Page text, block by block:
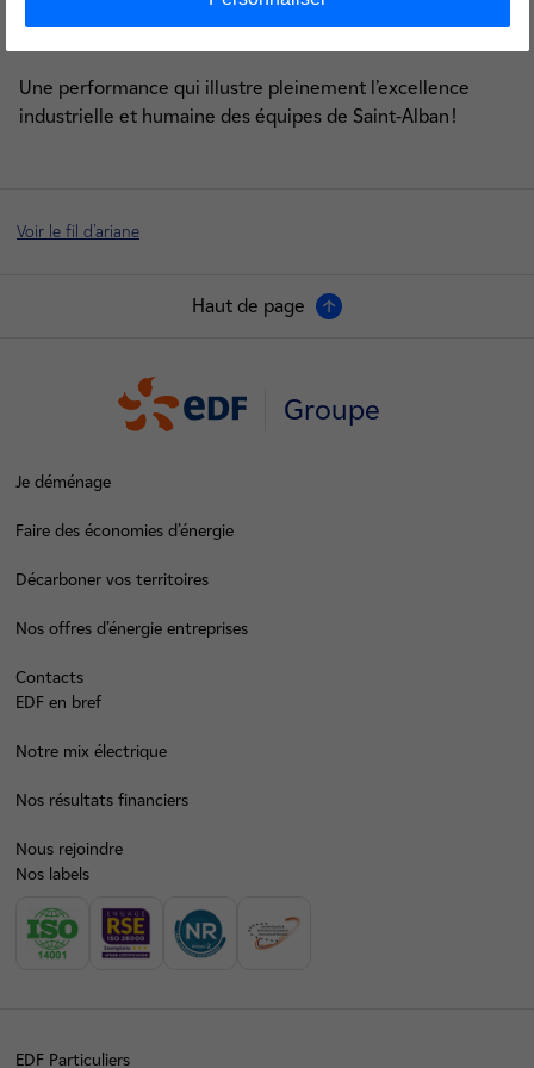
délais respectés et les conditions de sûreté et de sécurité
Une performance qui illustre pleinement l’excellence
industrielle et humaine des équipes de Saint-Alban !
Voir le fil d'ariane
Haut de page
Groupe
Je déménage
Faire des économies d’énergie
Décarboner vos territoires
Nos offres d’énergie entreprises
Contacts
EDF en bref
Notre mix électrique
Nos résultats financiers
Nous rejoindre
Nos labels
EDF Particuliers